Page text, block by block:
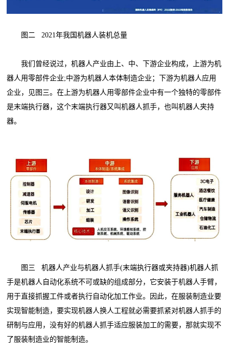
图二 2021年我国机器人装机总量
我们曾经说过，机器人产业由上、中、下游企业构成，上游为机
器人用零部件企业;中游为机器人本体制造企业；下游为机器人应用
企业，见图三。在上游为机器人用零部件企业中有一个独特的零部件
是末端执行器，这个末端执行器又叫机器人抓手，也叫机器人夹持
器。
图三 机器人产业与机器人抓手(末端执行器或夹持器)机器人抓
手是机器人自动化系统不可或缺的组成部分，它安装于机器人手臂，
用于直接抓握工件或者执行自动化加工作业。因此，在服装制造业要
实现智能制造，要实现机器人换人工程就必需要抓紧对机器人抓手的
研制与应用，没有好的机器人抓手适应服装加工的需要，那就实现不
了服装制造业的智能制造。